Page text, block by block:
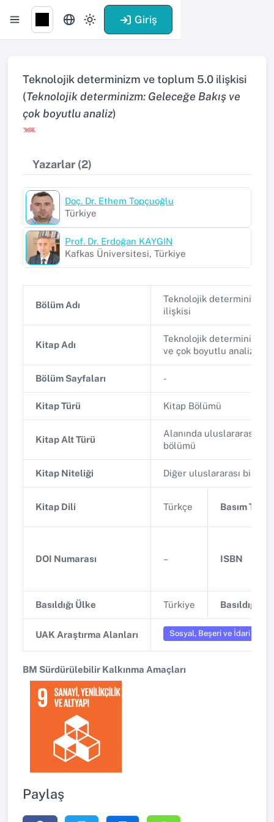
Giriş
Teknolojik determinizm ve toplum 5.0 ilişkisi
(Teknolojik determinizm: Geleceğe Bakış ve
çok boyutlu analiz)
Yazarlar (2)
Doç. Dr. Ethem Topçuoğlu
Türkiye
Prof. Dr. Erdoğan KAYGIN
Kafkas Üniversitesi, Türkiye
Bölüm Adı
Teknolojik determinizm
ilişkisi
Kitap Adı
Teknolojik determinizm:
ve çok boyutlu analiz
Bölüm Sayfaları -
Kitap Türü Kitap Bölümü
Kitap Alt Türü
Alanında uluslararası
bölümü
Kitap Niteliği Diğer uluslararası
Kitap Dili Türkçe Basım Tarihi
DOI Numarası – ISBN
Basıldığı Ülke Türkiye Basıldığı
UAK Araştırma Alanları Sosyal, Beşeri ve İdari
BM Sürdürülebilir Kalkınma Amaçları
Paylaş